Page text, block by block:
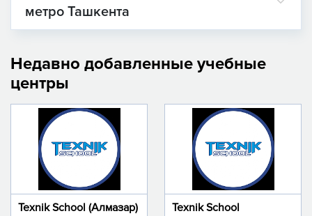
метро Ташкента
Недавно добавленные учебные
центры
Texnik School (Алмазар)
Texnik School